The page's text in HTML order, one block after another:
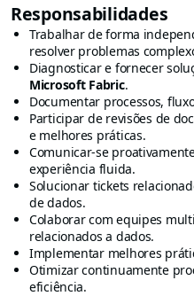
Responsabilidades
Trabalhar de forma
resolver problemas
Diagnosticar e fornecer
Microsoft Fabric.
Documentar processos,
Participar de revisões de
e melhores práticas.
Comunicar-se
experiência fluida.
Solucionar tickets
de dados.
Colaborar com equipes
relacionados a dados.
Implementar melhores
Otimizar continuamente
eficiência.